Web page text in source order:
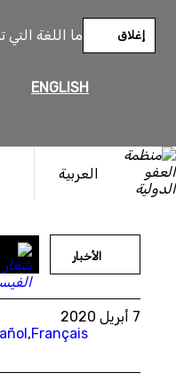
ما اللغة
ENGLISH
إغلاق
العربية
المحتوى
الأخبار
7 أبريل 2020
,Français